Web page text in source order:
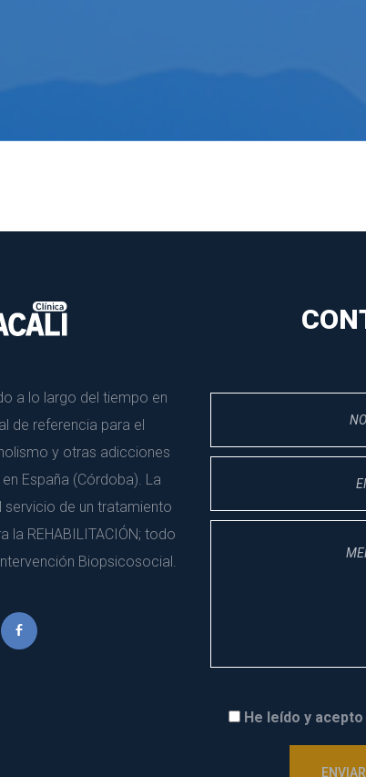
a lo largo del tiempo en
de referencia para el
y otras adicciones
España (Córdoba). La
servicio de un tratamiento
la REHABILITACIÓN; todo
Biopsicosocial.
He leído y acepto